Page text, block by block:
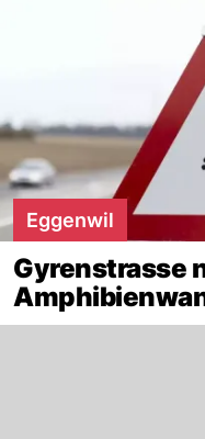
Eggenwil
Gyrenstrasse